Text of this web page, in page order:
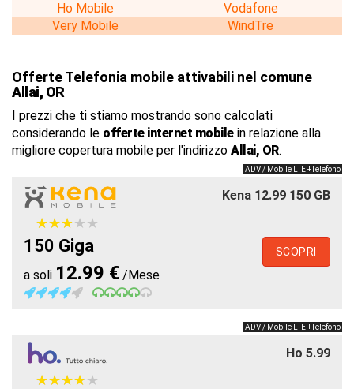
Ho Mobile
Vodafone
Very Mobile
WindTre
Offerte Telefonia mobile attivabili nel comune
Allai, OR
I prezzi che ti stiamo mostrando sono calcolati
considerando le offerte internet mobilein relazione alla
migliore copertura mobile per l'indirizzo Allai, OR.
ADV / Mobile LTE +Telefono
Kena 12.99 150 GB
★★★★★
★★★★★
150 Giga
a soli 12.99 € /Mese
SCOPRI
ADV / Mobile LTE +Telefono
Ho 5.99
★★★★★
★★★★★